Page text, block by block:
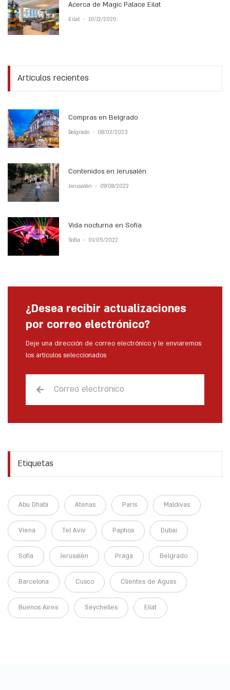
Acerca de Magic Palace Eilat
Eilat - 10/12/2020
Artículos recientes
Compras en Belgrado
Belgrado - 08/02/2023
Contenidos en Jerusalén
Jerusalén - 09/08/2022
Vida nocturna en Sofía
Sofía - 01/05/2022
¿Desea recibir actualizaciones
por correo electrónico?
Deje una dirección de correo electrónico y le enviaremos
los artículos seleccionados
Etiquetas
Abu Dhabi Atenas París Maldivas
Viena Tel Aviv Paphos Dubai
Sofía Jerusalén Praga Belgrado
Barcelona Cusco Clientes de Aguas
Buenos Aires Seychelles Eilat